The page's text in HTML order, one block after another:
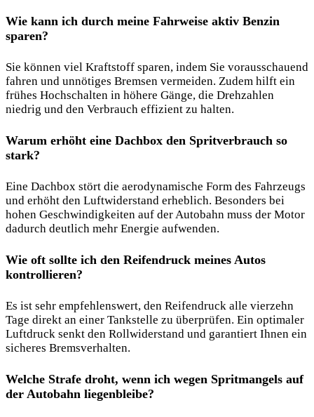
Wie kann ich durch meine Fahrweise aktiv Benzin
sparen?
Sie können viel Kraftstoff sparen, indem Sie vorausschauend
fahren und unnötiges Bremsen vermeiden. Zudem hilft ein
frühes Hochschalten in höhere Gänge, die Drehzahlen
niedrig und den Verbrauch effizient zu halten.
Warum erhöht eine Dachbox den Spritverbrauch so
stark?
Eine Dachbox stört die aerodynamische Form des Fahrzeugs
und erhöht den Luftwiderstand erheblich. Besonders bei
hohen Geschwindigkeiten auf der Autobahn muss der Motor
dadurch deutlich mehr Energie aufwenden.
Wie oft sollte ich den Reifendruck meines Autos
kontrollieren?
Es ist sehr empfehlenswert, den Reifendruck alle vierzehn
Tage direkt an einer Tankstelle zu überprüfen. Ein optimaler
Luftdruck senkt den Rollwiderstand und garantiert Ihnen ein
sicheres Bremsverhalten.
Welche Strafe droht, wenn ich wegen Spritmangels auf
der Autobahn liegenbleibe?